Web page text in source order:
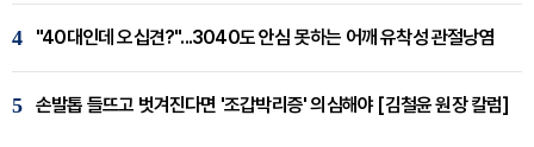
4 "40대인데 오십견?"...3040도 안심 못하는 어깨 유착성 관절낭염
5 손발톱 들뜨고 벗겨진다면 '조갑박리증' 의심해야 [김철윤 원장 칼럼]